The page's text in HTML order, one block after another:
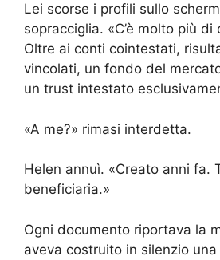
Lei scorse i profili sullo
sopracciglia. «C’è molto più di
Oltre ai conti cointestati,
vincolati, un fondo del
un trust intestato
«A me?» rimasi interdetta.
Helen annuì. «Creato anni fa.
beneficiaria.»
Ogni documento riportava la
aveva costruito in silenzio